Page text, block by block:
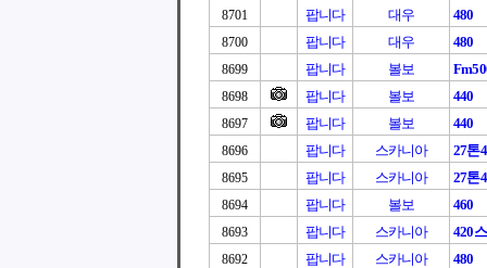
8701 팝니다 대우 480
8700 팝니다 대우 480
8699 팝니다 볼보
8698 팝니다 볼보 440
8697 팝니다 볼보 440
8696 팝니다 스카니아 27톤
8695 팝니다 스카니아 27톤
8694 팝니다 볼보 460
8693 팝니다 스카니아 420
8692 팝니다 스카니아 480